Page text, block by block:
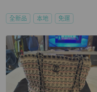
全新品 本地 免運